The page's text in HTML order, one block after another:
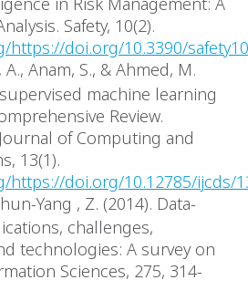
Safety, 10(2).
https://doi.org/10.3390/
A., Anam, S., & Ahmed, M.
machine learning
Review.
of Computing and
13(1).
https://doi.org/10.12785/ijcds/
Yang , Z. (2014). Data-
challenges,
technologies: A survey on
Sciences, 275, 314-